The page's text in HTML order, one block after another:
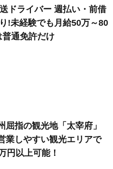
ドライバー 週払い・前借
!未経験でも月給50万～80
通免許だけ
指の観光地「太宰府」
業しやすい観光エリアで
円以上可能！